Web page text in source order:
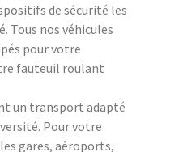
de sécurité les
Tous nos véhicules
pour votre
fauteuil roulant
un transport adapté
Pour votre
gares, aéroports,